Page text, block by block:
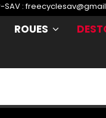
SAV :
ROUES